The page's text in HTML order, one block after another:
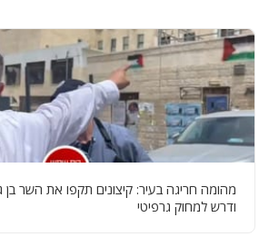
מהומה חריגה בעיר: קיצונים תקפו את השר
ודרש למחוק גרפיטי